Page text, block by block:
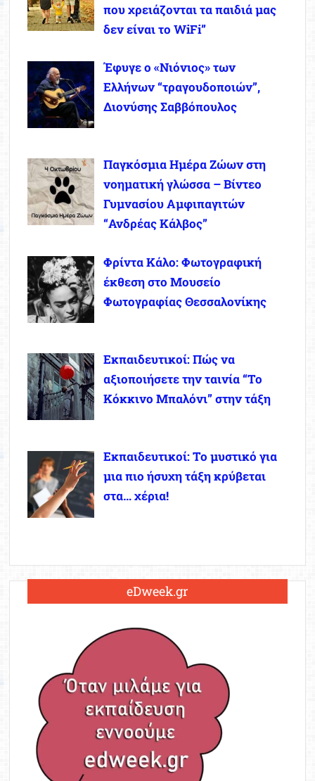
που χρειάζονται τα παιδιά μας
δεν είναι το WiFi”
Έφυγε ο «Νιόνιος» των
Ελλήνων “τραγουδοποιών”,
Διονύσης Σαββόπουλος
Παγκόσμια Ημέρα Ζώων στη
νοηματική γλώσσα – Βίντεο
Γυμνασίου Αμφιπαγιτών
“Ανδρέας Κάλβος”
Φρίντα Κάλο: Φωτογραφική
έκθεση στο Μουσείο
Φωτογραφίας Θεσσαλονίκης
Εκπαιδευτικοί: Πώς να
αξιοποιήσετε την ταινία “Το
Κόκκινο Μπαλόνι” στην τάξη
Εκπαιδευτικοί: Το μυστικό για
μια πιο ήσυχη τάξη κρύβεται
στα… χέρια!
eDweek.gr